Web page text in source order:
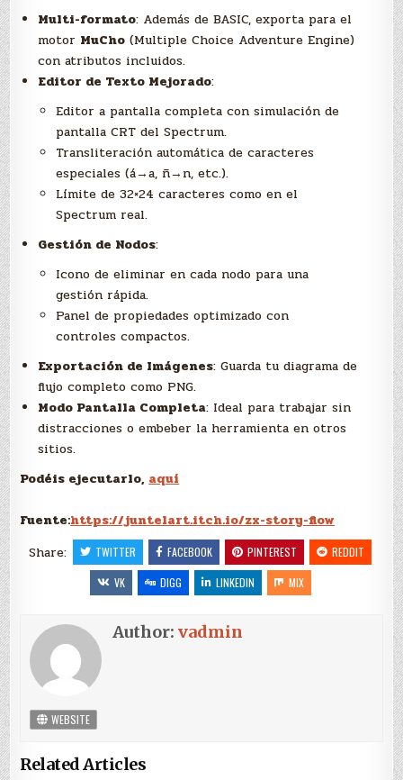
Multi-formato: Además de BASIC, exporta para el
motor MuCho (Multiple Choice Adventure Engine)
con atributos incluidos.
Editor de Texto Mejorado:
Editor a pantalla completa con simulación de
pantalla CRT del Spectrum.
Transliteración automática de caracteres
especiales (á→a, ñ→n, etc.).
Límite de 32×24 caracteres como en el
Spectrum real.
Gestión de Nodos:
Icono de eliminar en cada nodo para una
gestión rápida.
Panel de propiedades optimizado con
controles compactos.
Exportación de Imágenes: Guarda tu diagrama de
flujo completo como PNG.
Modo Pantalla Completa: Ideal para trabajar sin
distracciones o embeber la herramienta en otros
sitios.
Podéis ejecutarlo, aquí
Fuente:https://juntelart.itch.io/zx-story-flow
Share:
TWITTER FACEBOOK PINTEREST
REDDIT
VK
DIGG LINKEDIN MIX
Author:vadmin
WEBSITE
Related Articles